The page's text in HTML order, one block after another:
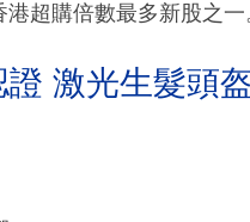
超購倍數最多新股之一
激光生髮頭盔